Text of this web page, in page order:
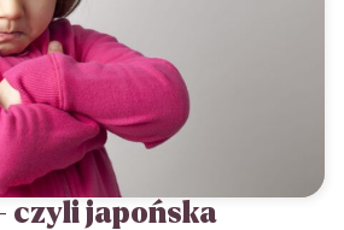
czyli japońska